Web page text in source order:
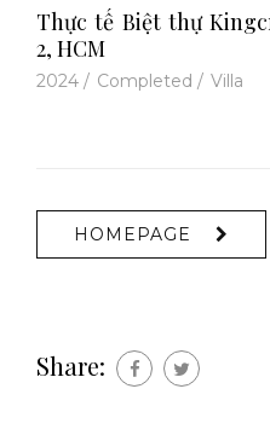
Thực tế Biệt thự
2, HCM
2024 / Completed / Villa
HOMEPAGE
Share: